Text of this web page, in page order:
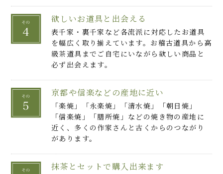
欲しいお道具と出会える
表千家・裏千家など各流派に対応したお道具
を幅広く取り揃えています。お稽古道具から高
級茶道具までご自宅にいながら欲しい商品と
必ず出会えます。
京都や信楽などの産地に近い
「楽焼」「永楽焼」「清水焼」「朝日焼」
「信楽焼」「膳所焼」などの焼き物の産地に
近く、多くの作家さんと古くからのつながり
があります。
抹茶とセットで購入出来ます